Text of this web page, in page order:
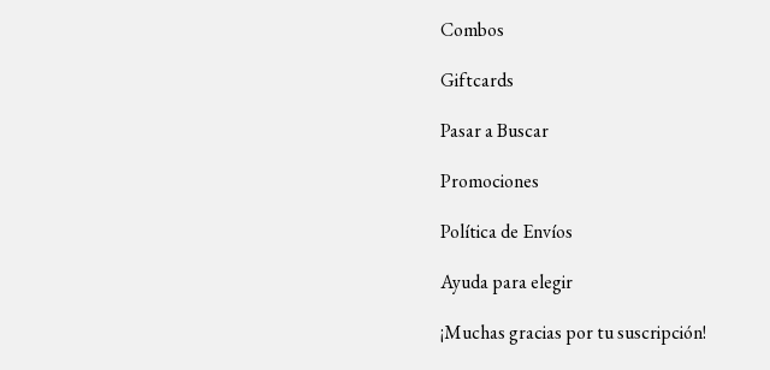
Combos
Giftcards
Pasar a Buscar
Promociones
Política de Envíos
Ayuda para elegir
¡Muchas gracias por tu suscripción!